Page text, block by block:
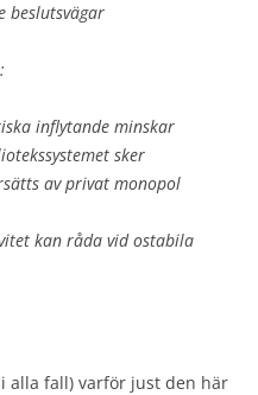
beslutsvägar
inflytande minskar
sker
av privat monopol
kan råda vid ostabila
alla fall) varför just den här